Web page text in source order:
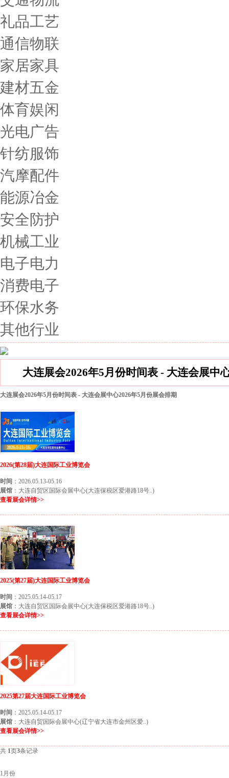
礼品工艺
通信物联
家居家具
建材五金
体育娱闲
光电广告
针纺服饰
汽摩配件
能源冶金
安全防护
机械工业
电子电力
消费电子
环保水务
其他行业
大连展会2026年5月份时间表 - 大连会展中
大连展会2026年5月份时间表 - 大连会展中心2026年5月份展会排期
2026(第28届)大连国际工业博览会
时间 ：2026.05.13-05.16
展馆 ：大连自贸区国际会展中心(大连保税区爱港路18号..)
查看展会详情>>
2025(第27届)大连国际工业博览会
时间 ：2025.05.14-05.17
展馆 ：大连自贸区国际会展中心(大连保税区爱港路18号..)
查看展会详情>>
2025第27届大连国际工业博览会
时间 ：2025.05.14-05.17
展馆 ：大连自贸国际会展中心(辽宁省大连市金州区爱..)
查看展会详情>>
共 1页3条记录
1月份